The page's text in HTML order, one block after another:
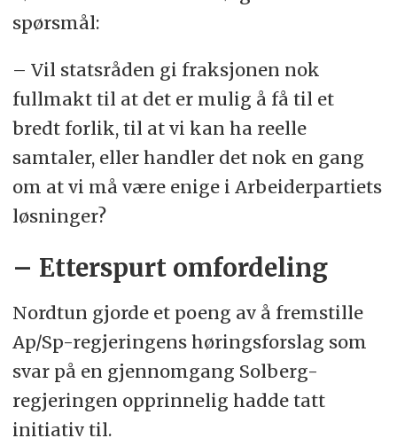
spørsmål:
– Vil statsråden gi fraksjonen nok
fullmakt til at det er mulig å få til et
bredt forlik, til at vi kan ha reelle
samtaler, eller handler det nok en gang
om at vi må være enige i Arbeiderpartiets
løsninger?
– Etterspurt omfordeling
Nordtun gjorde et poeng av å fremstille
Ap/Sp-regjeringens høringsforslag som
svar på en gjennomgang Solberg-
regjeringen opprinnelig hadde tatt
initiativ til.